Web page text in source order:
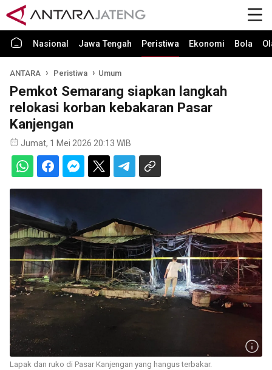
Nasional Jawa Tengah Peristiwa Ekonomi Bola
ANTARA Peristiwa Umum
Pemkot Semarang siapkan langkah
relokasi korban kebakaran Pasar
Kanjengan
Jumat, 1 Mei 2026 20:13 WIB
Lapak dan ruko di Pasar Kanjengan yang hangus terbakar.